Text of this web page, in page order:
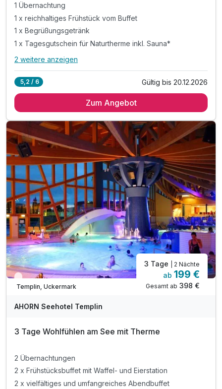
1 Übernachtung
1 x reichhaltiges Frühstück vom Buffet
1 x Begrüßungsgetränk
1 x Tagesgutschein für Naturtherme inkl. Sauna*
Alle Inklusivleistungen
1 x reichhaltiges Frühstück vom Buffet
1 x Tagesgutschein für Naturtherme inkl. Sauna*
inkl. kostenfreier Parkplatz
inkl. W-LAN
2 weitere anzeigen
5,2 / 6 Gültig bis 20.12.2026
Zum Angebot
Wieder frei ab November
Templin, Uckermark
3 Tage | 2 Nächte
ab 199 €
Gesamt ab 398 €
AHORN Seehotel Templin
3 Tage Wohlfühlen am See mit Therme
2 Übernachtungen
2 x Frühstücksbuffet mit Waffel- und Eierstation
2 x vielfältiges und umfangreiches Abendbuffet